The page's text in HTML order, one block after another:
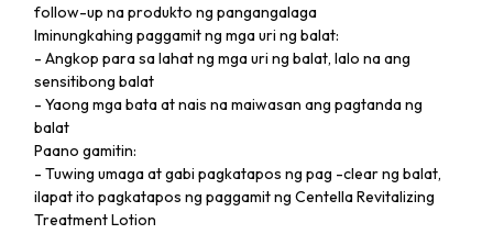
follow-up na produkto ng pangangalaga
Iminungkahing paggamit ng mga uri ng balat:
- Angkop para sa lahat ng mga uri ng balat, lalo na ang
sensitibong balat
- Yaong mga bata at nais na maiwasan ang pagtanda ng
balat
Paano gamitin:
- Tuwing umaga at gabi pagkatapos ng pag -clear ng balat,
ilapat ito pagkatapos ng paggamit ng Centella Revitalizing
Treatment Lotion